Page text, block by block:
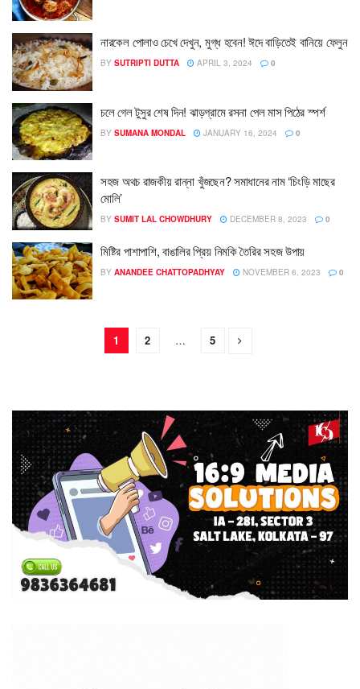
নারকেল পোলাও চেখে দেখুন, মুগ্ধ হবেন! ঈদে বাড়িতেই বানিয়ে ফেলুন
BY SUTRIPTI DUTTA APRIL 3, 2024 0
চলে গেল টুসুর শেষ দিন! ঝাড়গ্রামে রসনা পেল মাস পিঠের স্পর্শ
BY SUMANA MONDAL JANUARY 16, 2024 0
সহজ অথচ রাজকীয় রান্না খুঁজছেন? সমাধানের নাম ‘চিংড়ি মাছের
মোলি’
BY SUMIT LAL CHOWDHURY DECEMBER 8, 2023 0
মিষ্টির পাশাপাশি, বাঙালির প্রিয় নিমকি তৈরির সহজ উপায়
BY ANANDEE CHATTOPADHYAY NOVEMBER 6, 2023 0
1 2 … 5